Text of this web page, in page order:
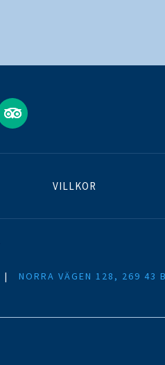
VILLKOR
| NORRA VÄGEN 128, 269 43